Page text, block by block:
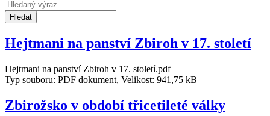
Hledat
Hejtmani na panství Zbiroh v 17. století
Hejtmani na panství Zbiroh v 17. století.pdf
Typ souboru: PDF dokument, Velikost: 941,75 kB
Zbirožsko v období třicetileté války